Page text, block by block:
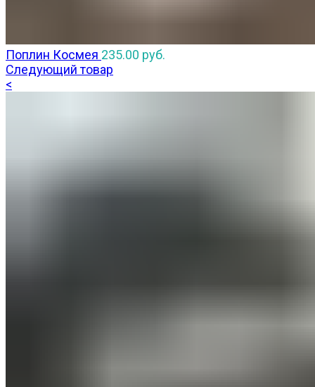
Поплин Космея 235.00 руб.
Следующий товар
<